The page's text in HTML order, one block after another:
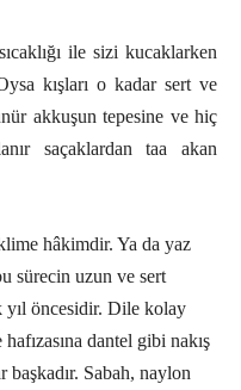
ile sizi kucaklarken
kışları o kadar sert ve
akkuşun tepesine ve hiç
saçaklardan taa akan
hâkimdir. Ya da yaz
sürecin uzun ve sert
yıl öncesidir. Dile kolay
dantel gibi nakış
başkadır. Sabah, naylon